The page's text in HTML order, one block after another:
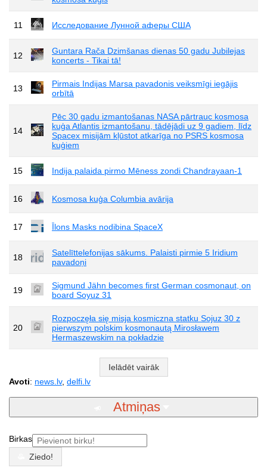
11 Исследование Лунной аферы США
12
Guntara Rača Dzimšanas dienas 50 gadu Jubilejas
koncerts - Tikai tā!
13
Pirmais Indijas Marsa pavadonis veiksmīgi iegājis
orbītā
14
Pēc 30 gadu izmantošanas NASA pārtrauc kosmosa
kuģa Atlantis izmantošanu, tādējādi uz 9 gadiem, līdz
Spacex misijām kļūstot atkarīga no PSRS kosmosa
kuģiem
15 Indija palaida pirmo Mēness zondi Chandrayaan-1
16 Kosmosa kuģa Columbia avārija
17 Īlons Masks nodibina SpaceX
18
Satelīttelefonijas sākums. Palaisti pirmie 5 Iridium
pavadoņi
19
Sigmund Jähn becomes first German cosmonaut, on
board Soyuz 31
20
Rozpoczęła się misja kosmiczna statku Sojuz 30 z
pierwszym polskim kosmonautą Mirosławem
Hermaszewskim na pokładzie
Ielādēt vairāk
Avoti: news.lv, delfi.lv
Atmiņas
Birkas
Ziedo!